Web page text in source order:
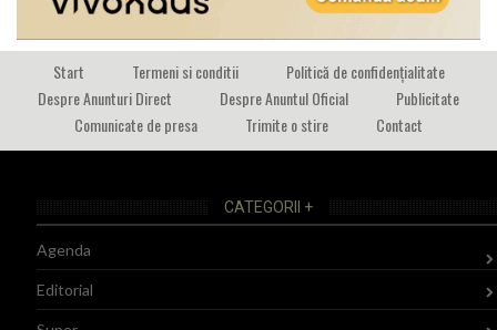
Start Termeni si conditii
Politică de confidențialitate
Despre Anunturi Direct
Despre Anuntul Oficial
Publicitate
Comunicate de presa
Trimite o stire Contact
CATEGORII +
Agenda
Editorial